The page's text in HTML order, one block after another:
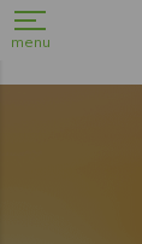
menu